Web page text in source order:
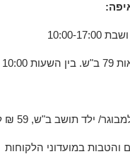
:
17:00
– 17:00.
והטבות במועדוני הלקוחות